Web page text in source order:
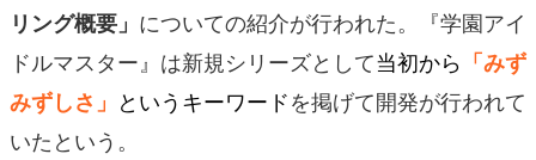
リング概要」 についての紹介が行われた。『学園アイ
ドルマスター』は新規シリーズとして当初から 「みず
みずしさ」 というキーワードを掲げて開発が行われて
いたという。